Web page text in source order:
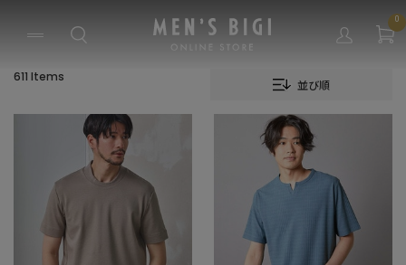
0
611 Items 並び順